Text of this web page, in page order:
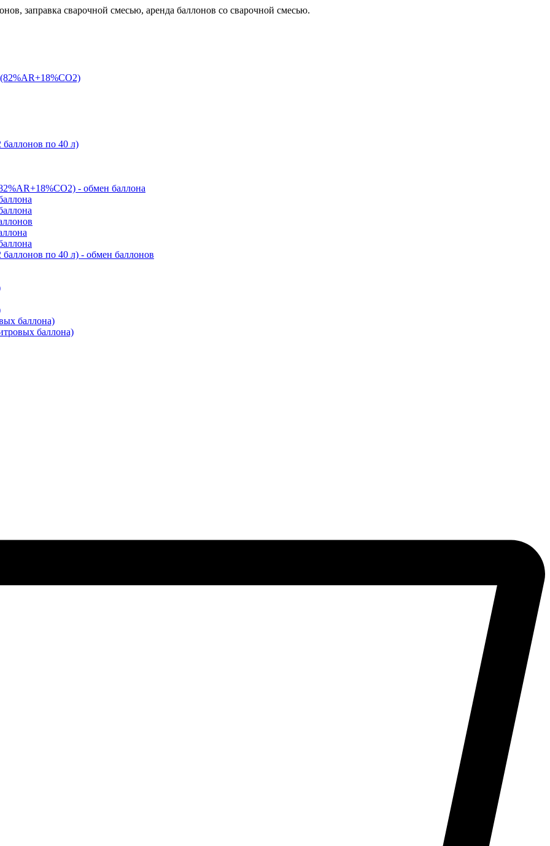
заправка сварочной смесью, аренда баллонов со сварочной смесью.
по 40 л)
- обмен баллона
по 40 л) - обмен баллонов
баллона)
баллона)